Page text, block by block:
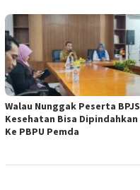
Walau Nunggak Peserta BPJS
Kesehatan Bisa Dipindahkan
Ke PBPU Pemda